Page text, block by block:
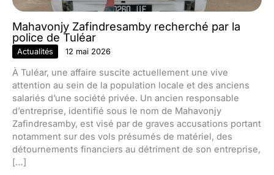
Mahavonjy Zafindresamby recherché par la
police de Tuléar
Actualités 12 mai 2026
À Tuléar, une affaire suscite actuellement une vive
attention au sein de la population locale et des anciens
salariés d’une société privée. Un ancien responsable
d’entreprise, identifié sous le nom de Mahavonjy
Zafindresamby, est visé par de graves accusations portant
notamment sur des vols présumés de matériel, des
détournements financiers au détriment de son entreprise,
[…]